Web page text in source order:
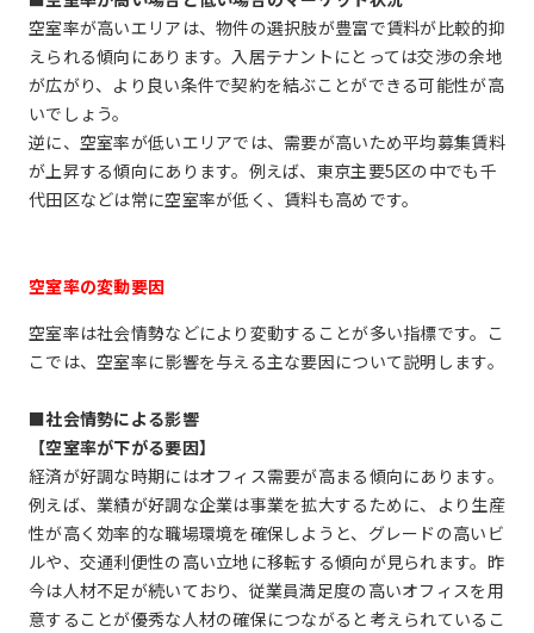
空室率が高いエリアは、物件の選択肢が豊富で賃料が比較的抑
えられる傾向にあります。入居テナントにとっては交渉の余地
が広がり、より良い条件で契約を結ぶことができる可能性が高
いでしょう。
逆に、空室率が低いエリアでは、需要が高いため平均募集賃料
が上昇する傾向にあります。例えば、東京主要5区の中でも千
代田区などは常に空室率が低く、賃料も高めです。
空室率の変動要因
空室率は社会情勢などにより変動することが多い指標です。こ
こでは、空室率に影響を与える主な要因について説明します。
■社会情勢による影響
【空室率が下がる要因】
経済が好調な時期にはオフィス需要が高まる傾向にあります。
例えば、業績が好調な企業は事業を拡大するために、より生産
性が高く効率的な職場環境を確保しようと、グレードの高いビ
ルや、交通利便性の高い立地に移転する傾向が見られます。昨
今は人材不足が続いており、従業員満足度の高いオフィスを用
意することが優秀な人材の確保につながると考えられているこ